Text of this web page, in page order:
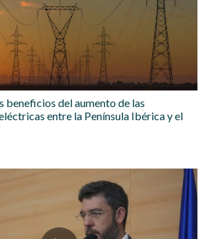
beneficios del aumento de las
entre la Península Ibérica y el